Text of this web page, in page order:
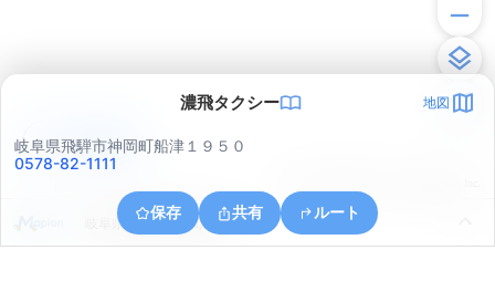
濃飛タクシー 地図
岐阜県飛騨市神岡町船津１９５０
0578-82-1111
保存 共有 ルート
岐阜県飛騨市神岡町東町
アプリで見る